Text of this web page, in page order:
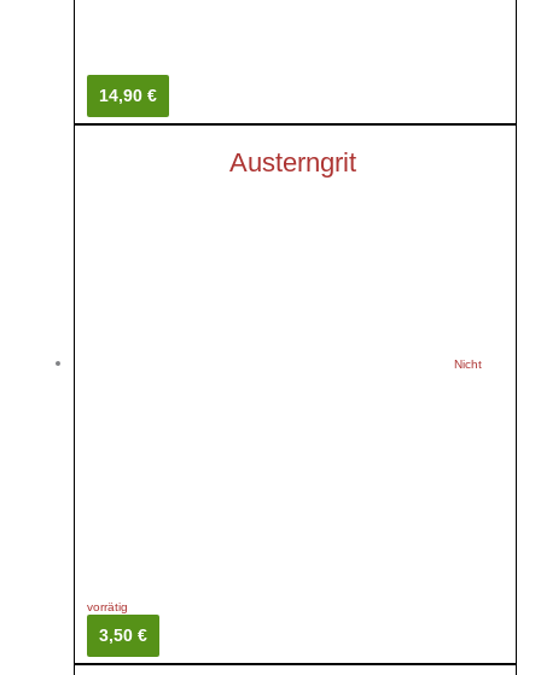
14,90 €
Nicht
vorrätig
Austerngrit
3,50 €